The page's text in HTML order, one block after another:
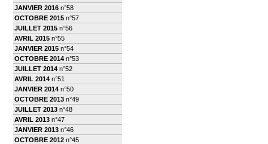
JANVIER 2016 n°58
OCTOBRE 2015 n°57
JUILLET 2015 n°56
AVRIL 2015 n°55
JANVIER 2015 n°54
OCTOBRE 2014 n°53
JUILLET 2014 n°52
AVRIL 2014 n°51
JANVIER 2014 n°50
OCTOBRE 2013 n°49
JUILLET 2013 n°48
AVRIL 2013 n°47
JANVIER 2013 n°46
OCTOBRE 2012 n°45